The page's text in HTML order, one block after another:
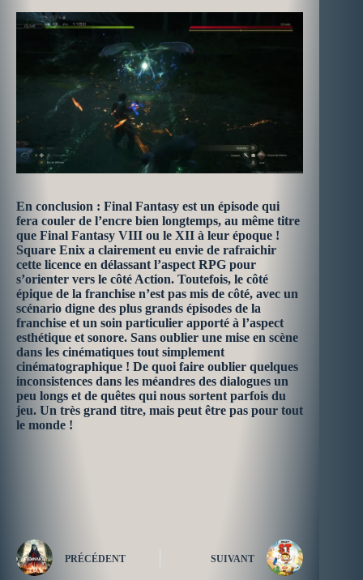
En conclusion : Final Fantasy est un épisode qui
fera couler de l’encre bien longtemps, au même titre
que Final Fantasy VIII ou le XII à leur époque !
Square Enix a clairement eu envie de rafraichir
cette licence en délassant l’aspect RPG pour
s’orienter vers le côté Action. Toutefois, le côté
épique de la franchise n’est pas mis de côté, avec un
scénario digne des plus grands épisodes de la
franchise et un soin particulier apporté à l’aspect
esthétique et sonore. Sans oublier une mise en scène
dans les cinématiques tout simplement
cinématographique ! De quoi faire oublier quelques
inconsistences dans les méandres des dialogues un
peu longs et de quêtes qui nous sortent parfois du
jeu. Un très grand titre, mais peut être pas pour tout
le monde !
PRÉCÉDENT SUIVANT